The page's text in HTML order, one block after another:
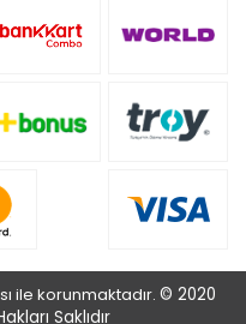
ile korunmaktadır. © 2020
Saklıdır